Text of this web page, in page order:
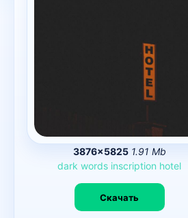
3876×5825 1.91 Mb
dark words inscription hotel
Скачать